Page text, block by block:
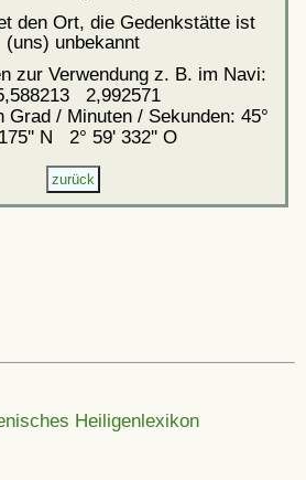
den Ort, die Gedenkstätte ist
(uns) unbekannt
zur Verwendung z. B. im Navi:
2,992571
Grad / Minuten / Sekunden: 45°
N 2° 59' 332'' O
Heiligenlexikon